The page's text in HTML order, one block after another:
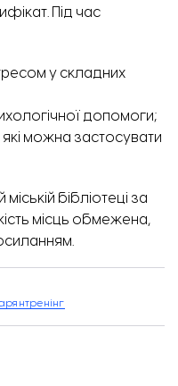
Під час
у складних
допомоги;
які можна застосувати
бібліотеці за
місць обмежена,
тренінг